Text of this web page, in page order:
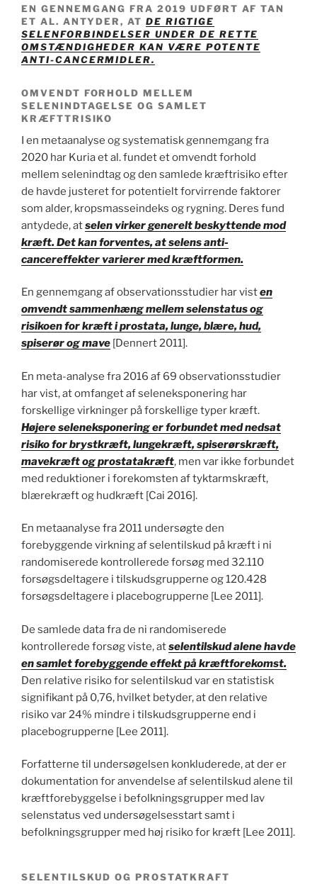
EN GENNEMGANG FRA 2019 UDFØRT AF TAN
ET AL. ANTYDER, ATDE RIGTIGE
SELENFORBINDELSER UNDER DE RETTE
OMSTÆNDIGHEDER KAN VÆRE POTENTE
ANTI-CANCERMIDLER.
OMVENDT FORHOLD MELLEM
SELENINDTAGELSE OG SAMLET
KRÆFTTRISIKO
I en metaanalyse og systematisk gennemgang fra
2020 har Kuria et al. fundet et omvendt forhold
mellem selenindtag og den samlede kræftrisiko efter
de havde justeret for potentielt forvirrende faktorer
som alder, kropsmasseindeks og rygning. Deres fund
antydede, atselen virker generelt beskyttende mod
kræft. Det kan forventes, at selens anti-
cancereffekter varierer med kræftformen.
En gennemgang af observationsstudier har visten
omvendt sammenhæng mellem selenstatus og
risikoen for kræft i prostata, lunge, blære, hud,
spiserør og mave [Dennert 2011].
En meta-analyse fra 2016 af 69 observationsstudier
har vist, at omfanget af seleneksponering har
forskellige virkninger på forskellige typer kræft.
Højere seleneksponering er forbundet med nedsat
risiko for brystkræft, lungekræft, spiserørskræft,
mavekræft og prostatakræft, men var ikke forbundet
med reduktioner i forekomsten af tyktarmskræft,
blærekræft og hudkræft [Cai 2016].
En metaanalyse fra 2011 undersøgte den
forebyggende virkning af selentilskud på kræft i ni
randomiserede kontrollerede forsøg med 32.110
forsøgsdeltagere i tilskudsgrupperne og 120.428
forsøgsdeltagere i placebogrupperne [Lee 2011].
De samlede data fra de ni randomiserede
kontrollerede forsøg viste, atselentilskud alene havde
en samlet forebyggende effekt på kræftforekomst.
Den relative risiko for selentilskud var en statistisk
signifikant på 0,76, hvilket betyder, at den relative
risiko var 24% mindre i tilskudsgrupperne end i
placebogrupperne [Lee 2011].
Forfatterne til undersøgelsen konkluderede, at der er
dokumentation for anvendelse af selentilskud alene til
kræftforebyggelse i befolkningsgrupper med lav
selenstatus ved undersøgelsesstart samt i
befolkningsgrupper med høj risiko for kræft [Lee 2011].
SELENTILSKUD OG PROSTATKRAFT